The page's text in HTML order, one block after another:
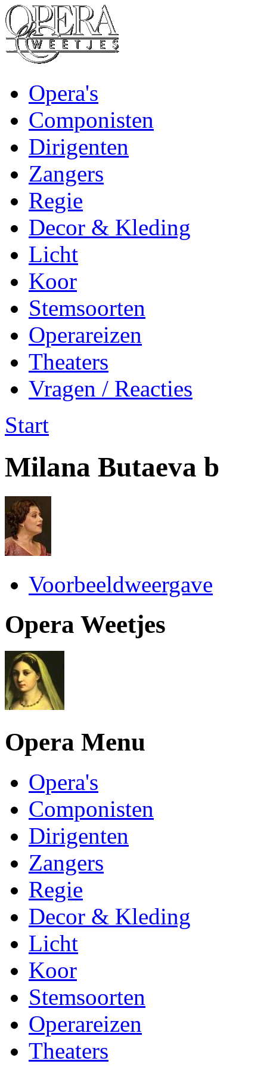
Opera's
Componisten
Dirigenten
Zangers
Regie
Decor & Kleding
Licht
Koor
Stemsoorten
Operareizen
Theaters
Vragen / Reacties
Start
Milana Butaeva b
Voorbeeldweergave
Opera Weetjes
Opera Menu
Opera's
Componisten
Dirigenten
Zangers
Regie
Decor & Kleding
Licht
Koor
Stemsoorten
Operareizen
Theaters